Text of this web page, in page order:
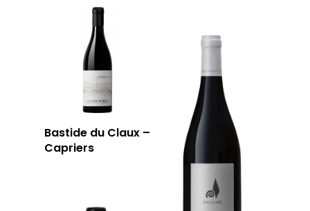
Bastide du Claux –
Capriers